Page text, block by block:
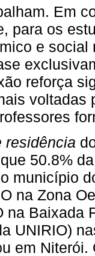
Em
para os
e
reforça
voltadas
residência
50.8%
município
na Zona
na Baixada
UNIRIO)
em